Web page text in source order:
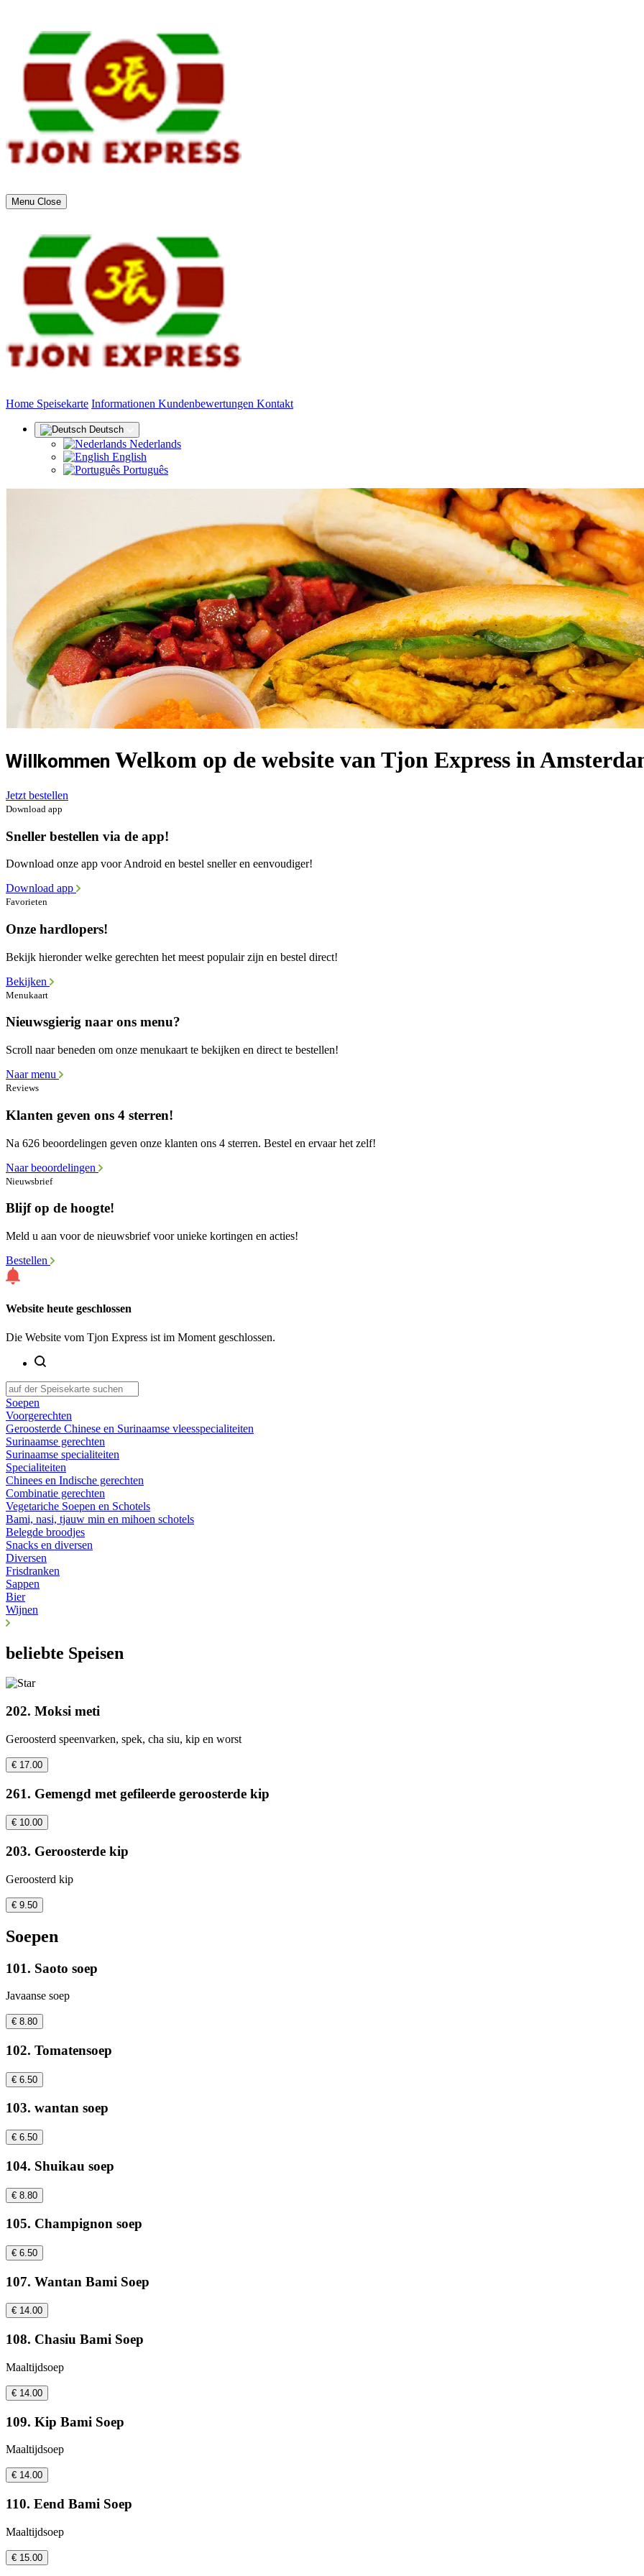
Menu Close
Home (aktuell)
Speisekarte Informationen Kundenbewertungen Kontakt
Deutsch
Nederlands
English
Português
Willkommen Welkom op de website van Tjon Express in
Jetzt bestellen
Download app
Sneller bestellen via de app!
Download onze app voor Android en bestel sneller en eenvoudiger!
Download app
Favorieten
Onze hardlopers!
Bekijk hieronder welke gerechten het meest populair zijn en bestel direct!
Bekijken
Menukaart
Nieuwsgierig naar ons menu?
Scroll naar beneden om onze menukaart te bekijken en direct te bestellen!
Naar menu
Reviews
Klanten geven ons 4 sterren!
Na 626 beoordelingen geven onze klanten ons 4 sterren. Bestel en ervaar het zelf!
Naar beoordelingen
Nieuwsbrief
Blijf op de hoogte!
Meld u aan voor de nieuwsbrief voor unieke kortingen en acties!
Bestellen
Website heute geschlossen
Die Website vom Tjon Express ist im Moment geschlossen.
Soepen
Voorgerechten
Geroosterde Chinese en Surinaamse vleesspecialiteiten
Surinaamse gerechten
Surinaamse specialiteiten
Specialiteiten
Chinees en Indische gerechten
Combinatie gerechten
Vegetariche Soepen en Schotels
Bami, nasi, tjauw min en mihoen schotels
Belegde broodjes
Snacks en diversen
Diversen
Frisdranken
Sappen
Bier
Wijnen
beliebte Speisen
202. Moksi meti
Geroosterd speenvarken, spek, cha siu, kip en worst
€ 17.00
261. Gemengd met gefileerde geroosterde kip
€ 10.00
203. Geroosterde kip
Geroosterd kip
€ 9.50
Soepen
101. Saoto soep
Javaanse soep
€ 8.80
102. Tomatensoep
€ 6.50
103. wantan soep
€ 6.50
104. Shuikau soep
€ 8.80
105. Champignon soep
€ 6.50
107. Wantan Bami Soep
€ 14.00
108. Chasiu Bami Soep
Maaltijdsoep
€ 14.00
109. Kip Bami Soep
Maaltijdsoep
€ 14.00
110. Eend Bami Soep
Maaltijdsoep
€ 15.00